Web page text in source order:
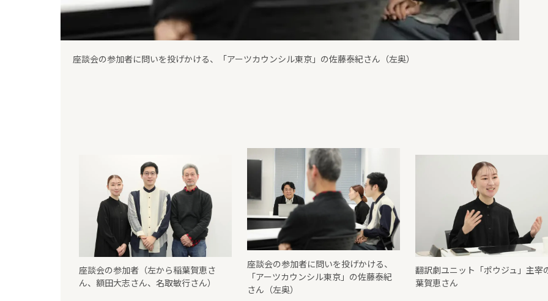
座談会の参加者に問いを投げかける、「アーツカウンシル東京」の佐藤泰紀さん（左奥）
座談会の参加者（左から稲葉賀恵さ
ん、額田大志さん、名取敏行さん）
座談会の参加者に問いを投げかける、
「アーツカウンシル東京」の佐藤泰紀
さん（左奥）
翻訳劇ユニット「ポウジュ」主宰
葉賀恵さん